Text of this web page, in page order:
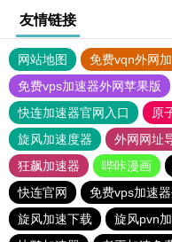
友情链接
网站地图 免费vqn外网
免费vps加速器外网苹果版
快连加速器官网入口
原
旋风加速度器
外网网址
狂飙加速器
哔咔漫画
快连官网
免费vps加速
旋风加速下载
旋风pvn